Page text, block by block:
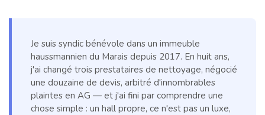
Je suis syndic bénévole dans un immeuble
haussmannien du Marais depuis 2017. En huit ans,
j'ai changé trois prestataires de nettoyage, négocié
une douzaine de devis, arbitré d'innombrables
plaintes en AG — et j'ai fini par comprendre une
chose simple : un hall propre, ce n'est pas un luxe,